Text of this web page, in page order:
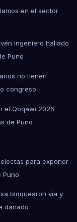
en el sector
ingeniero hallado
Puno
no tienen
congreso
el Qoqawi 2026
de Puno
para exponer
Puno
bloquearon vía y
dañado